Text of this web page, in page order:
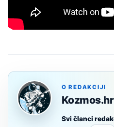
O REDAKCIJI
Kozmos.hr
Svi članci